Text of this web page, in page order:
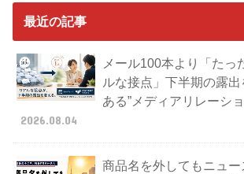
最近の記事
メール100本より「たっ
ルな接点」下半期の露出
ある”メディアリレーシ
2026.08.04
商品名を外してもニュー